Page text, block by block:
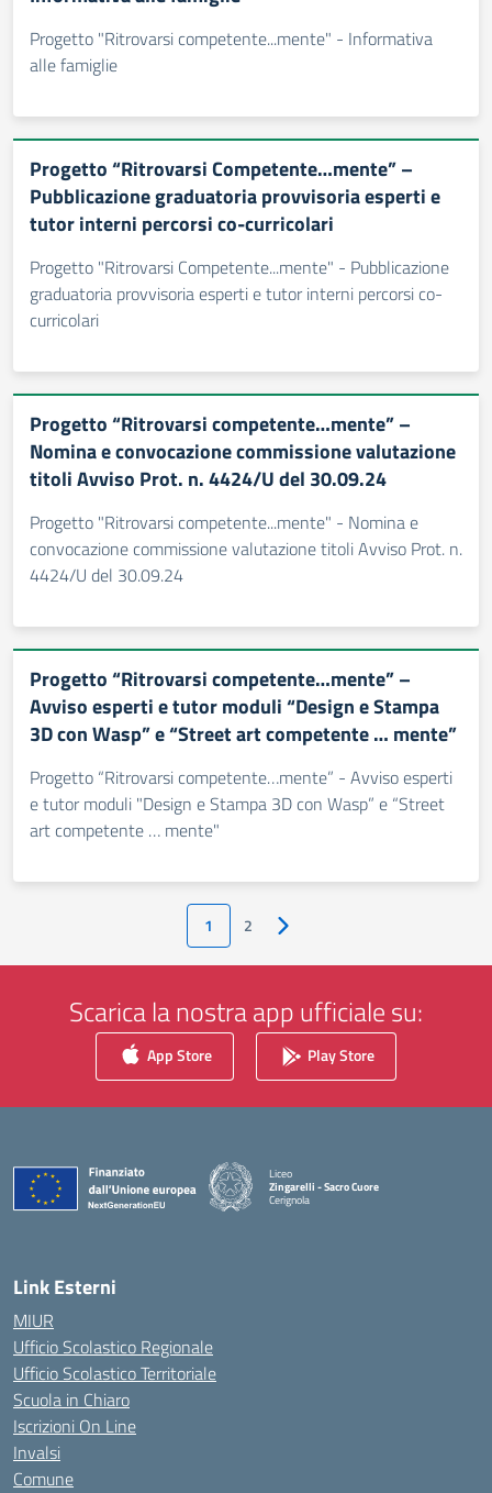
Progetto "Ritrovarsi competente...mente" - Informativa
alle famiglie
Progetto “Ritrovarsi Competente…mente” –
Pubblicazione graduatoria provvisoria esperti e
tutor interni percorsi co-curricolari
Progetto "Ritrovarsi Competente...mente" - Pubblicazione
graduatoria provvisoria esperti e tutor interni percorsi co-
curricolari
Progetto “Ritrovarsi competente…mente” –
Nomina e convocazione commissione valutazione
titoli Avviso Prot. n. 4424/U del 30.09.24
Progetto "Ritrovarsi competente...mente" - Nomina e
convocazione commissione valutazione titoli Avviso Prot. n.
4424/U del 30.09.24
Progetto “Ritrovarsi competente…mente” –
Avviso esperti e tutor moduli “Design e Stampa
3D con Wasp” e “Street art competente … mente”
Progetto “Ritrovarsi competente…mente” - Avviso esperti
e tutor moduli "Design e Stampa 3D con Wasp” e “Street
art competente … mente"
1 2 Pagina successiva
Scarica la nostra app ufficiale su:
App Store Play Store
Liceo
Zingarelli - Sacro Cuore
Cerignola
— Visita la pagina iniziale della scuola
Link Esterni
MIUR
Ufficio Scolastico Regionale
Ufficio Scolastico Territoriale
Scuola in Chiaro
Iscrizioni On Line
Invalsi
Comune